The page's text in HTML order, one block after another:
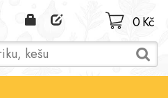
0 Kč